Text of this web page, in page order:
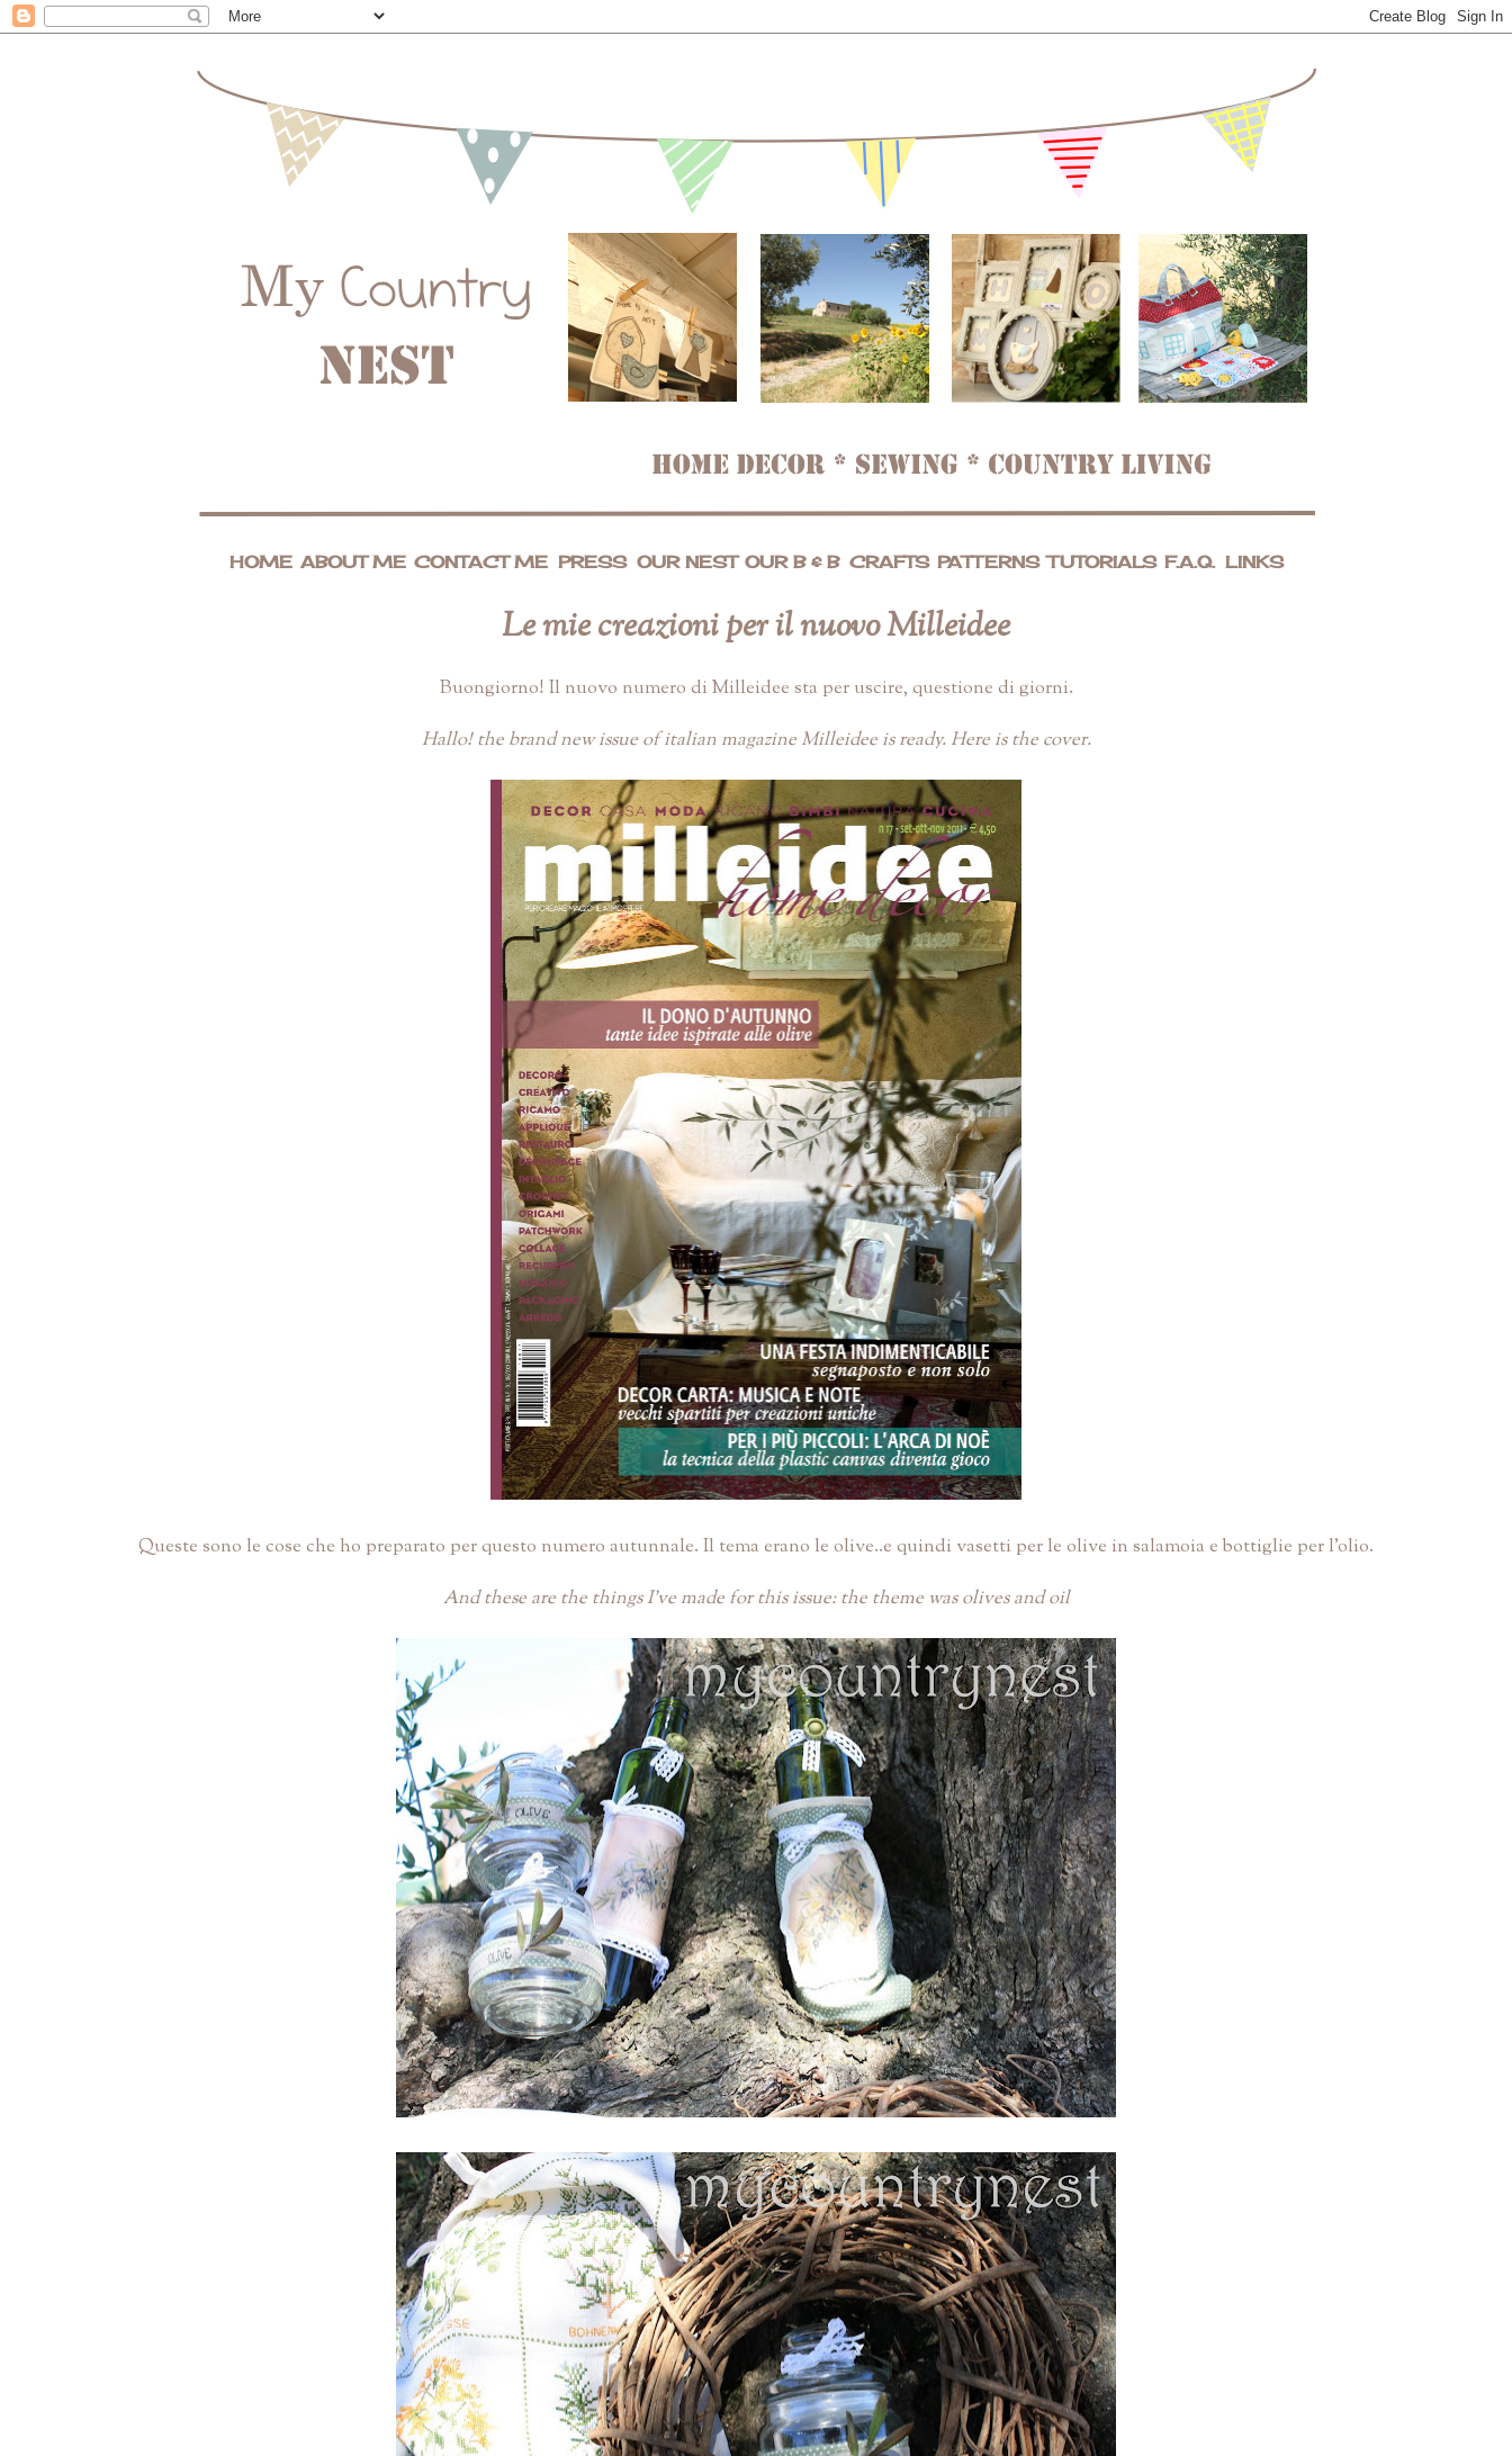
HOME ABOUT ME CONTACT ME PRESS OUR NEST OUR B & B CRAFTS PATTERNS TUTORIALS F.A.Q. LINKS
Le mie creazioni per il nuovo Milleidee
Buongiorno! Il nuovo numero di Milleidee sta per uscire, questione di giorni.
Hallo! the brand new issue of italian magazine Milleidee is ready. Here is the cover.
Queste sono le cose che ho preparato per questo numero autunnale. Il tema erano le olive..e quindi vasetti per le olive in salamoia e bottiglie per l'olio.
And these are the things I've made for this issue: the theme was olives and oil